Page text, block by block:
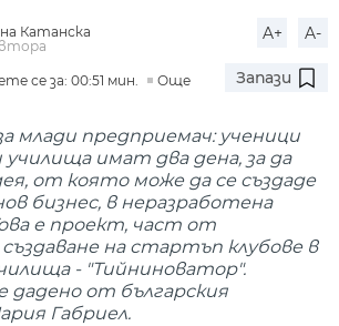
Катанска
A+ A-
се за: 00:51 мин. Още Запази
млади предприемач: ученици
имат два дена, за да
от която може да се създаде
бизнес, в неразработена
е проект, част от
на стартъп клубове в
- "Тийниноватор".
дадено от българския
Габриел.